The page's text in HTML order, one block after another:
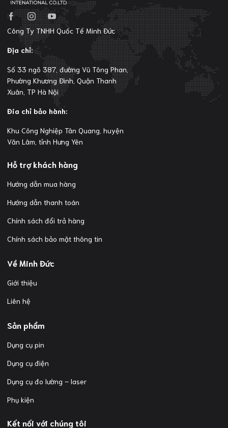
Công Ty TNHH Quốc Tế Minh Đức
Địa chỉ:
Số 33 ngõ 387, đường Vũ Tông Phan,
Phường Khương Đình, Quận Thanh
Xuân, TP Hà Nội
Đia chỉ bảo hành:
Khu Công Nghiệp Tân Quang, huyện
Văn Lâm, tỉnh Hưng Yên
Hỗ trợ khách hàng
Hướng dẫn mua hàng
Hướng dẫn thanh toán
Chính sách đổi trả hàng
Chính sách bảo mật thông tin
Về Minh Đức
Giới thiệu
Liên hệ
Sản phẩm
Dụng cụ pin
Dụng cụ điện
Dụng cụ đo lường – laser
Phụ kiện
Kết nối với chúng tôi